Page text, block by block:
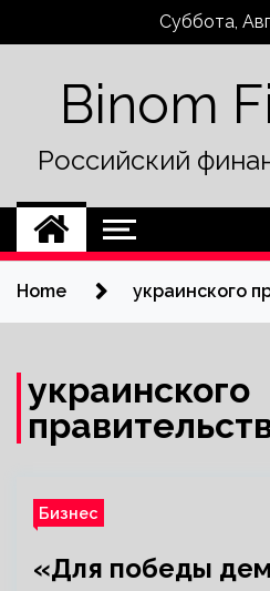
Суббота,
Binom
Российский
Home украинского
украинского
Бизнес
«Для победы